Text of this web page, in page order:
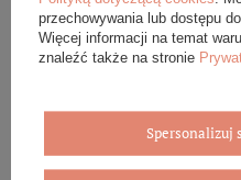
przechowywania lub dostępu
Więcej informacji na temat
znaleźć także na stronie
Spersonalizuj